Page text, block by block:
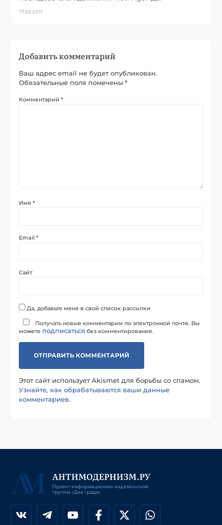
17.02.2011
Добавить комментарий
Ваш адрес email не будет опубликован.
Обязательные поля помечены*
Комментарий*
Имя*
Email*
Сайт
Да, добавьте меня в свой список рассылки
Получать новые комментарии по электронной почте. Вы
можете подписаться без комментирования.
Этот сайт использует Akismet для борьбы со спамом.
Узнайте, как обрабатываются ваши данные
комментариев.